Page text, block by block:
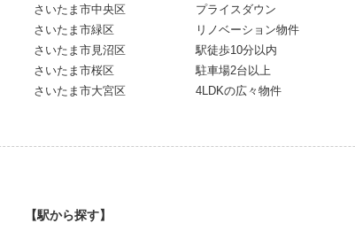
さいたま市中央区
さいたま市緑区
さいたま市見沼区
さいたま市桜区
さいたま市大宮区
プライスダウン
リノベーション物件
駅徒歩10分以内
駐車場2台以上
4LDKの広々物件
【駅から探す】